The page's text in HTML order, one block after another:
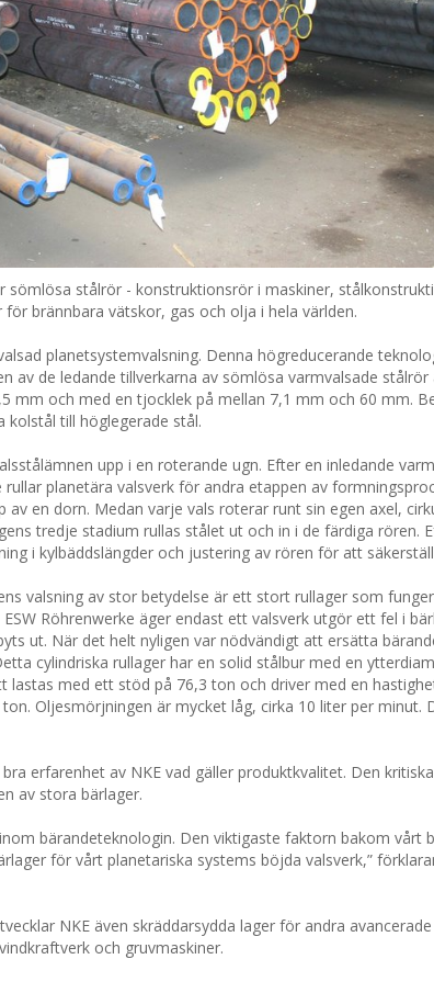
sömlösa stålrör - konstruktionsrör i maskiner,
brännbara vätskor, gas och olja i hela världen.
planetsystemvalsning. Denna högreducerande
av de ledande tillverkarna av sömlösa varmvalsade
mm och med en tjocklek på mellan 7,1 mm och 60 mm.
kolstål till höglegerade stål.
upp i en roterande ugn. Efter en inledande
planetära valsverk för andra etappen av
en dorn. Medan varje vals roterar runt sin egen axel,
tredje stadium rullas stålet ut och in i de färdiga rören.
i kylbäddslängder och justering av rören för att
valsning av stor betydelse är ett stort rullager som
Röhrenwerke äger endast ett valsverk utgör ett fel i
ut. När det helt nyligen var nödvändigt att ersätta
cylindriska rullager har en solid stålbur med en
med ett stöd på 76,3 ton och driver med en
Oljesmörjningen är mycket låg, cirka 10 liter per minut.
erfarenhet av NKE vad gäller produktkvalitet. Den
av stora bärlager.
bärandeteknologin. Den viktigaste faktorn bakom vårt
för vårt planetariska systems böjda valsverk,”
NKE även skräddarsydda lager för andra
och gruvmaskiner.